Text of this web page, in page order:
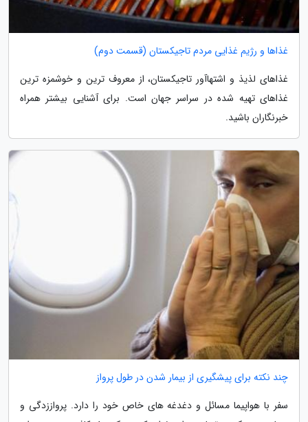
غذاها و رژیم غذایی مردم تاجیکستان (قسمت دوم)
غذاهای لذیذ و اشتهاآور تاجیکستان، از معروف ترین و خوشمزه ترین
غذاهای تهیه شده در سراسر جهان است. برای آشنایی بیشتر همراه
خبرنگاران باشید.
چند نکته برای پیشگیری از بیمار شدن در طول پرواز
سفر با هواپیما مسائل و دغدغه های خاص خود را دارد. پرواززدگی و